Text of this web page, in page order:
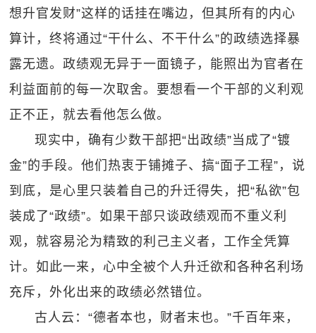
想升官发财”这样的话挂在嘴边，但其所有的内心
算计，终将通过“干什么、不干什么”的政绩选择暴
露无遗。政绩观无异于一面镜子，能照出为官者在
利益面前的每一次取舍。要想看一个干部的义利观
正不正，就去看他怎么做。
现实中，确有少数干部把“出政绩”当成了“镀
金”的手段。他们热衷于铺摊子、搞“面子工程”，说
到底，是心里只装着自己的升迁得失，把“私欲”包
装成了“政绩”。如果干部只谈政绩观而不重义利
观，就容易沦为精致的利己主义者，工作全凭算
计。如此一来，心中全被个人升迁欲和各种名利场
充斥，外化出来的政绩必然错位。
古人云：“德者本也，财者末也。”千百年来，